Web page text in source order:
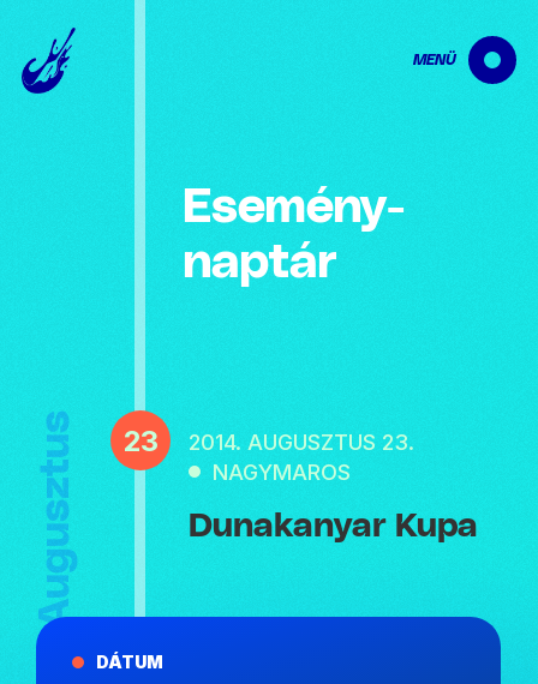
MENÜ
Esemény­
naptár
Augusztus 23
2014. AUGUSZTUS 23.
NAGYMAROS
Dunakanyar Kupa
DÁTUM